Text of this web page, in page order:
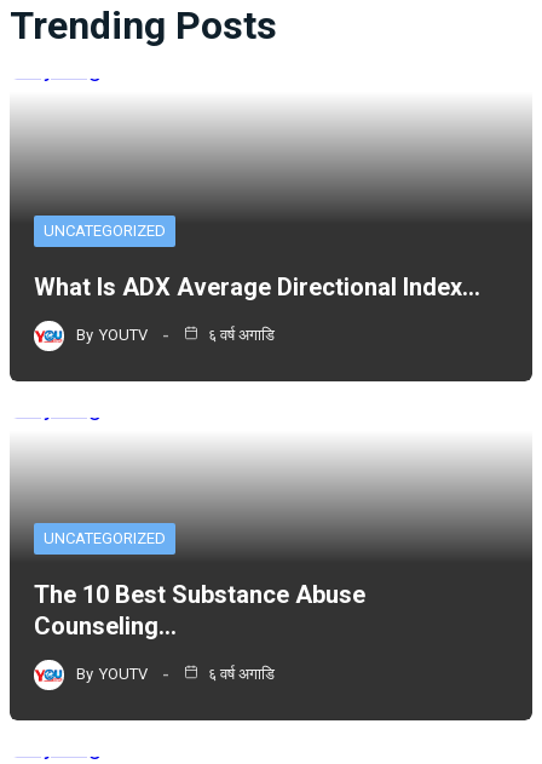
Trending Posts
UNCATEGORIZED
What Is ADX Average Directional Index…
By YOUTV ६ वर्ष अगाडि
UNCATEGORIZED
The 10 Best Substance Abuse
Counseling…
By YOUTV ६ वर्ष अगाडि